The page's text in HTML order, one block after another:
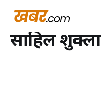
साहिल शुक्ला